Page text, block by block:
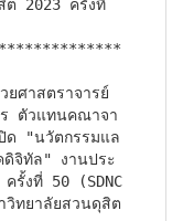
ตัวแทนคณาจา
ด "นวัตกรรมแล
ดิจิทัล" งานประ
รั้งที่ 50 (SDNC
ทยาลัยสวนดุสิต